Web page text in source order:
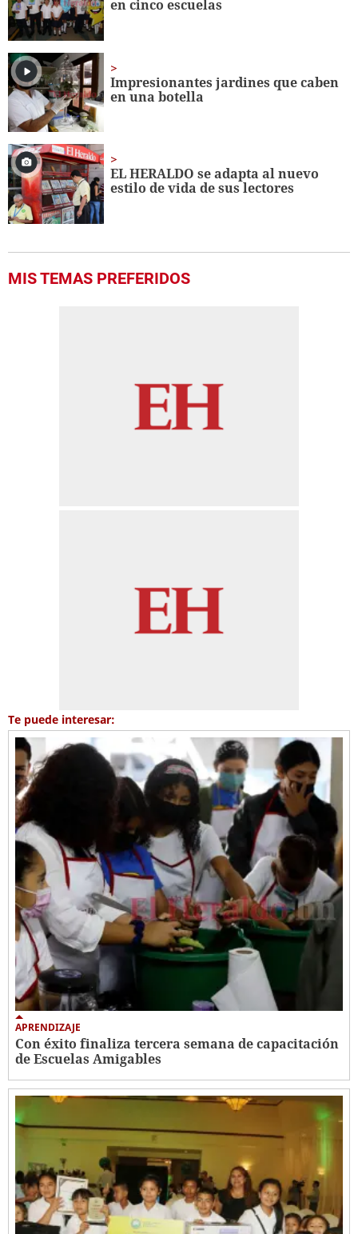
en cinco escuelas
Impresionantes jardines que caben
en una botella
EL HERALDO se adapta al nuevo
estilo de vida de sus lectores
MIS TEMAS PREFERIDOS
Te puede interesar:
APRENDIZAJE
Con éxito finaliza tercera semana de capacitación
de Escuelas Amigables